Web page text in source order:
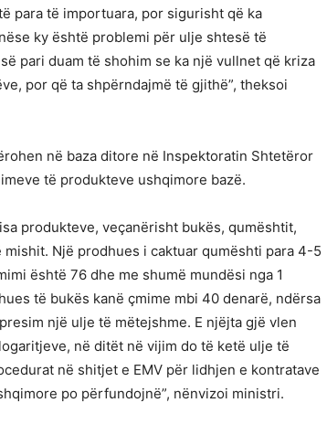
para të importuara, por sigurisht që ka
ky është problemi për ulje shtesë të
pari duam të shohim se ka një vullnet që kriza
por që ta shpërndajmë të gjithë”, theksoi
në baza ditore në Inspektoratin Shtetëror
të produkteve ushqimore bazë.
produkteve, veçanërisht bukës, qumështit,
Një prodhues i caktuar qumështi para 4-5
është 76 dhe me shumë mundësi nga 1
të bukës kanë çmime mbi 40 denarë, ndërsa
një ulje të mëtejshme. E njëjta gjë vlen
në ditët në vijim do të ketë ulje të
në shitjet e EMV për lidhjen e kontratave
po përfundojnë”, nënvizoi ministri.